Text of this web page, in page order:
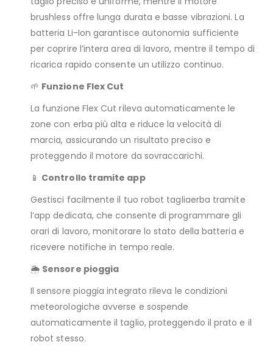
brushless offre lunga durata e basse vibrazioni. La
batteria Li-Ion garantisce autonomia sufficiente
per coprire l’intera area di lavoro, mentre il tempo di
ricarica rapido consente un utilizzo continuo.
🌱 Funzione Flex Cut
La funzione Flex Cut rileva automaticamente le
zone con erba più alta e riduce la velocità di
marcia, assicurando un risultato preciso e
proteggendo il motore da sovraccarichi.
📱 Controllo tramite app
Gestisci facilmente il tuo robot tagliaerba tramite
l’app dedicata, che consente di programmare gli
orari di lavoro, monitorare lo stato della batteria e
ricevere notifiche in tempo reale.
🌦️ Sensore pioggia
Il sensore pioggia integrato rileva le condizioni
meteorologiche avverse e sospende
automaticamente il taglio, proteggendo il prato e il
robot stesso.